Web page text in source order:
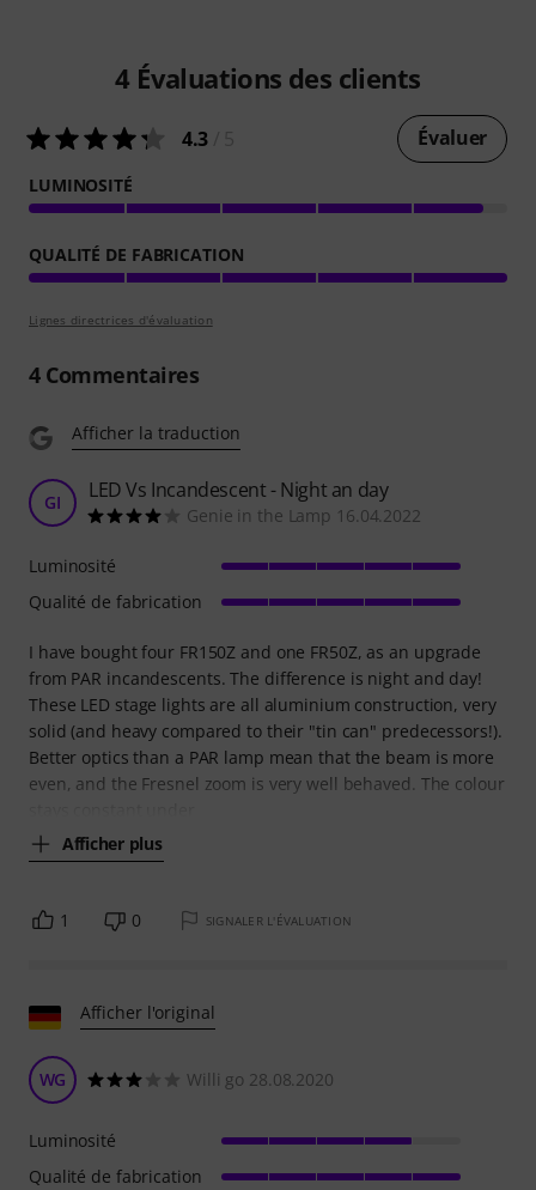
4 Évaluations des clients
4.3 Évaluer
LUMINOSITÉ
QUALITÉ DE FABRICATION
Lignes directrices d'évaluation
4Commentaires
Afficher la traduction
GI LED Vs Incandescent - Night an day
Genie in the Lamp 16.04.2022
I have bought four FR150Z and one FR50Z, as an upgrade
from PAR incandescents. The difference is night and day!
These LED stage lights are all aluminium construction, very
solid (and heavy compared to their "tin can" predecessors!).
Better optics than a PAR lamp mean that the beam is more
even, and the Fresnel zoom is very well behaved. The colour
Afficher plus
Luminosité
Qualité de fabrication
1 0 SIGNALER L'ÉVALUATION
Afficher l'original
WG Willi go 28.08.2020
Luminosité
Qualité de fabrication